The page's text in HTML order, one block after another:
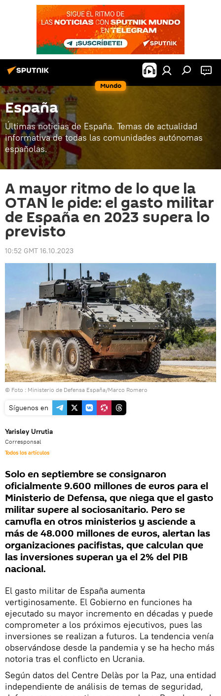
Mundo
España
Últimas noticias de España. Temas de actualidad
informativa de todas las comunidades autónomas
españolas.
A mayor ritmo de lo que la
OTAN le pide: el gasto militar
de España en 2023 supera lo
previsto
10:52 GMT 16.10.2023
© Foto : Ministerio de Defensa España/Marco Romero
Síguenos en
Yarisley Urrutia
Corresponsal
Todos los artículos
Solo en septiembre se consignaron
oficialmente 9.600 millones de euros para el
Ministerio de Defensa, que niega que el gasto
militar supere al sociosanitario. Pero se
camufla en otros ministerios y asciende a
más de 48.000 millones de euros, alertan las
organizaciones pacifistas, que calculan que
las inversiones superan ya el 2% del PIB
nacional.
El gasto militar de España aumenta
vertiginosamente. El Gobierno en funciones ha
ejecutado su mayor incremento en décadas y puede
comprometer a los próximos ejecutivos, pues las
inversiones se realizan a futuros. La tendencia venía
observándose desde la pandemia y se ha hecho más
notoria tras el conflicto en Ucrania.
Según datos del Centre Delàs por la Paz, una entidad
independiente de análisis de temas de seguridad,